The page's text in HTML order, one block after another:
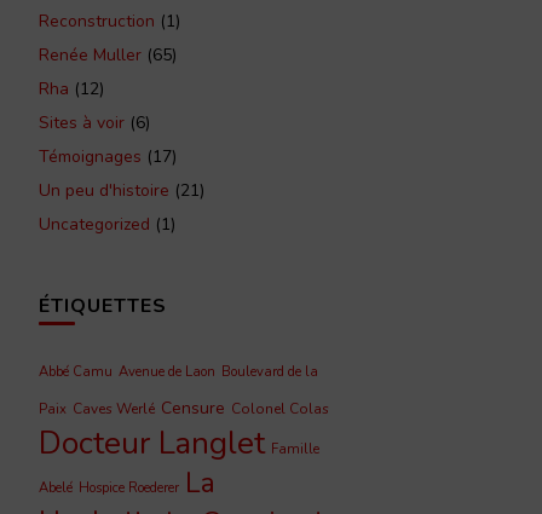
Reconstruction (1)
Renée Muller (65)
Rha (12)
Sites à voir (6)
Témoignages (17)
Un peu d'histoire (21)
Uncategorized (1)
ÉTIQUETTES
Abbé Camu Avenue de Laon Boulevard de la
Paix Caves Werlé Censure Colonel Colas
Docteur Langlet Famille
Abelé Hospice Roederer La